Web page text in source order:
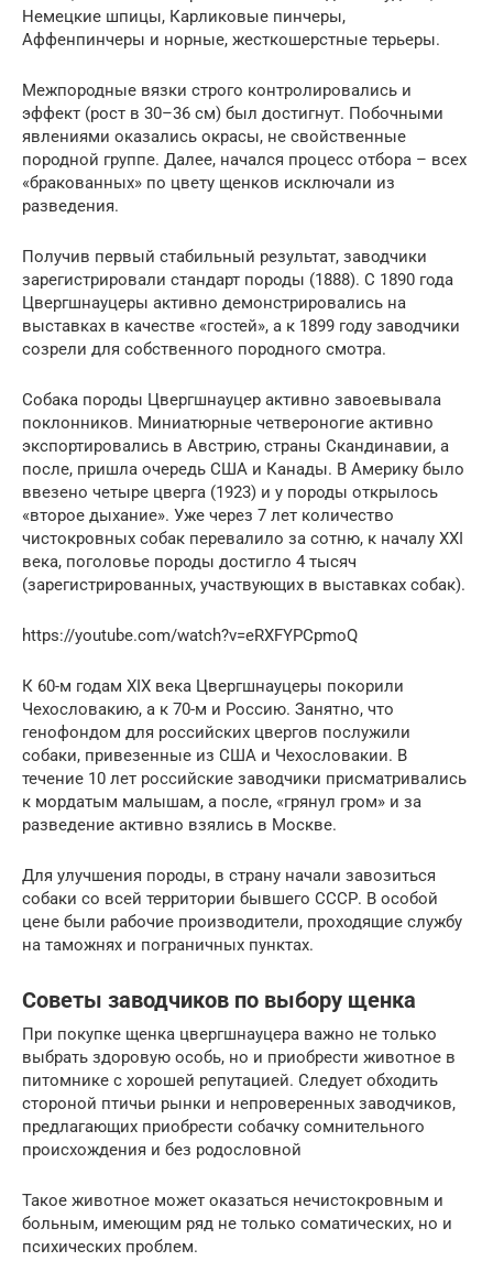
Немецкие шпицы, Карликовые пинчеры,
Аффенпинчеры и норные, жесткошерстные терьеры.
Межпородные вязки строго контролировались и
эффект (рост в 30–36 см) был достигнут. Побочными
явлениями оказались окрасы, не свойственные
породной группе. Далее, начался процесс отбора – всех
«бракованных» по цвету щенков исключали из
разведения.
Получив первый стабильный результат, заводчики
зарегистрировали стандарт породы (1888). С 1890 года
Цвергшнауцеры активно демонстрировались на
выставках в качестве «гостей», а к 1899 году заводчики
созрели для собственного породного смотра.
Собака породы Цвергшнауцер активно завоевывала
поклонников. Миниатюрные четвероногие активно
экспортировались в Австрию, страны Скандинавии, а
после, пришла очередь США и Канады. В Америку было
ввезено четыре цверга (1923) и у породы открылось
«второе дыхание». Уже через 7 лет количество
чистокровных собак перевалило за сотню, к началу XXI
века, поголовье породы достигло 4 тысяч
(зарегистрированных, участвующих в выставках собак).
https://youtube.com/watch?v=eRXFYPCpmoQ
К 60-м годам XIX века Цвергшнауцеры покорили
Чехословакию, а к 70-м и Россию. Занятно, что
генофондом для российских цвергов послужили
собаки, привезенные из США и Чехословакии. В
течение 10 лет российские заводчики присматривались
к мордатым малышам, а после, «грянул гром» и за
разведение активно взялись в Москве.
Для улучшения породы, в страну начали завозиться
собаки со всей территории бывшего СССР. В особой
цене были рабочие производители, проходящие службу
на таможнях и пограничных пунктах.
Советы заводчиков по выбору щенка
При покупке щенка цвергшнауцера важно не только
выбрать здоровую особь, но и приобрести животное в
питомнике с хорошей репутацией. Следует обходить
стороной птичьи рынки и непроверенных заводчиков,
предлагающих приобрести собачку сомнительного
происхождения и без родословной
Такое животное может оказаться нечистокровным и
больным, имеющим ряд не только соматических, но и
психических проблем.